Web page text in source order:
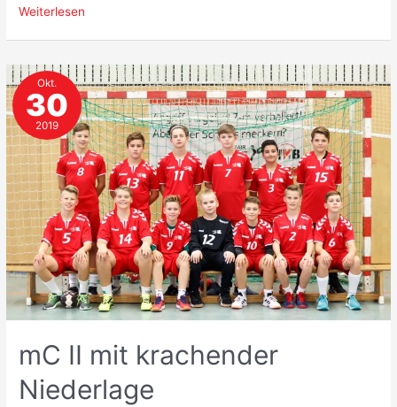
Männlich
scheidet
mit
guter
Leistung
aus
dem
Pokal
aus
Weiterlesen
Okt.
30
2019
mC II mit krachender
Niederlage